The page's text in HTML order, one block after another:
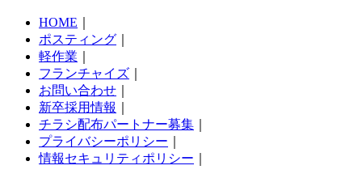
HOME
ポスティング
軽作業
フランチャイズ
お問い合わせ
新卒採用情報
チラシ配布パートナー募集
プライバシーポリシー
情報セキュリティポリシー